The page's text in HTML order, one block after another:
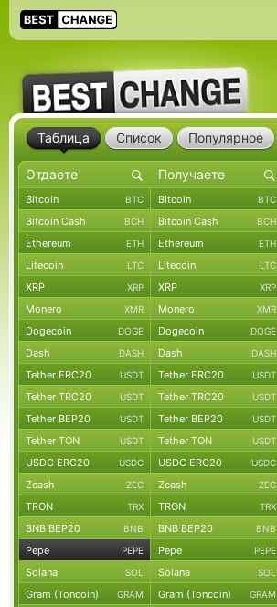
Таблица Список Популярное
Bitcoin BTC Bitcoin BTC
Bitcoin Cash BCH Bitcoin Cash BCH
Ethereum ETH Ethereum ETH
Litecoin LTC Litecoin LTC
XRP XRP XRP XRP
Monero XMR Monero XMR
Dogecoin DOGE Dogecoin DOGE
Dash DASH Dash DASH
Tether ERC20 USDT Tether ERC20 USDT
Tether TRC20 USDT Tether TRC20 USDT
Tether BEP20 USDT Tether BEP20 USDT
Tether TON USDT Tether TON USDT
USDC ERC20 USDC USDC ERC20 USDC
Zcash ZEC Zcash ZEC
TRON TRX TRON TRX
BNB BEP20 BNB BNB BEP20 BNB
Pepe PEPE Pepe PEPE
Solana SOL Solana SOL
Gram (Toncoin) GRAM Gram (Toncoin) GRAM